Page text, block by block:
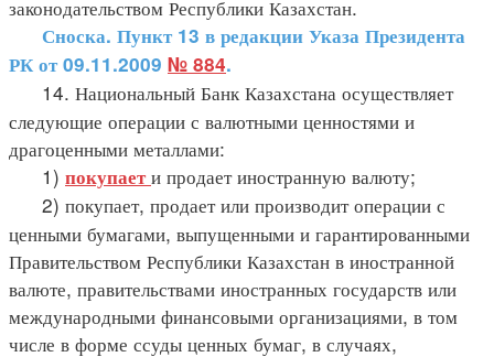
законодательством Республики Казахстан.
Сноска. Пункт 13 в редакции Указа Президента
РК от 09.11.2009 № 884.
14. Национальный Банк Казахстана осуществляет
следующие операции с валютными ценностями и
драгоценными металлами:
1) покупаети продает иностранную валюту;
2) покупает, продает или производит операции с
ценными бумагами, выпущенными и гарантированными
Правительством Республики Казахстан в иностранной
валюте, правительствами иностранных государств или
международными финансовыми организациями, в том
числе в форме ссуды ценных бумаг, в случаях,